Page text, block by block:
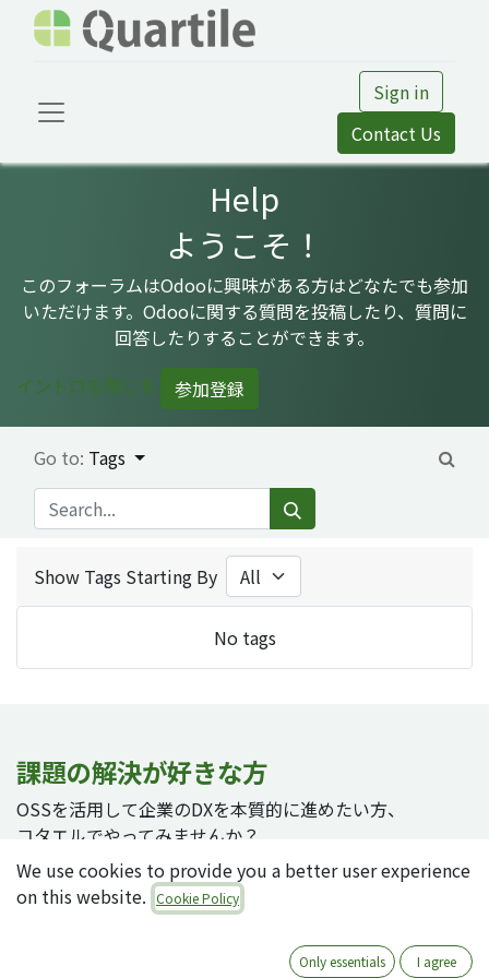
Sign in
Contact Us
Help
ようこそ！
このフォーラムはOdooに興味がある方はどなたでも参加
いただけます。Odooに関する質問を投稿したり、質問に
回答したりすることができます。
イントロを閉じる
参加登録
Go to: Tags
Show Tags Starting By
No tags
課題の解決が好きな方
OSSを活用して企業のDXを本質的に進めたい方、
コタエルでやってみませんか？
We use cookies to provide you a better user experience
on this website. Cookie Policy
Only essentials I agree